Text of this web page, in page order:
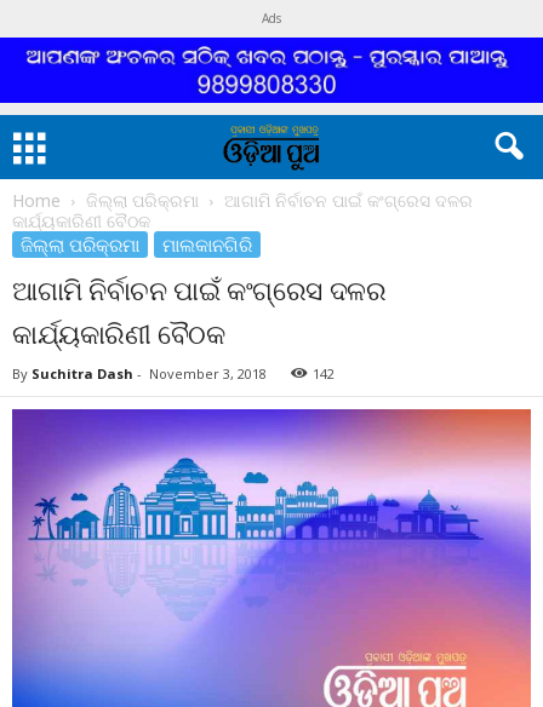
Ads
Home ଜିଲ୍ଲା ପରିକ୍ରମା
ଆଗାମି ନିର୍ବାଚନ ପାଇଁ କଂଗ୍ରେସ ଦଳର
କାର୍ଯ୍ୟକାରିଣୀ ବୈଠକ
ଜିଲ୍ଲା ପରିକ୍ରମା ମାଲକାନଗିରି
ଆଗାମି ନିର୍ବାଚନ ପାଇଁ କଂଗ୍ରେସ ଦଳର
କାର୍ଯ୍ୟକାରିଣୀ ବୈଠକ
By Suchitra Dash - November 3, 2018 142